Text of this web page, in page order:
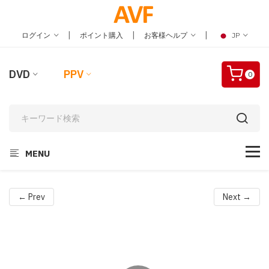
ログイン | ポイント購入 | お客様ヘルプ | JP
DVD PPV 0
MENU
← Prev Next →